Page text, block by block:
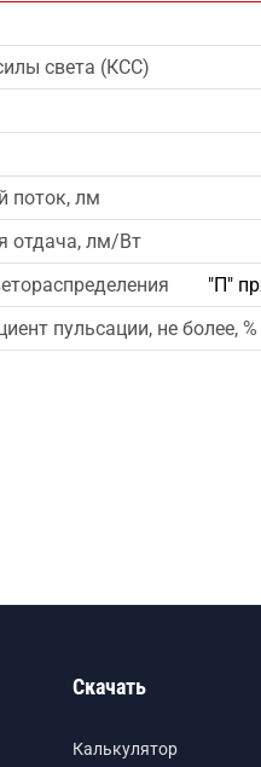
света (КСС)
поток, лм
отдача, лм/Вт
"П"
пульсации, не более, %
Скачать
Калькулятор